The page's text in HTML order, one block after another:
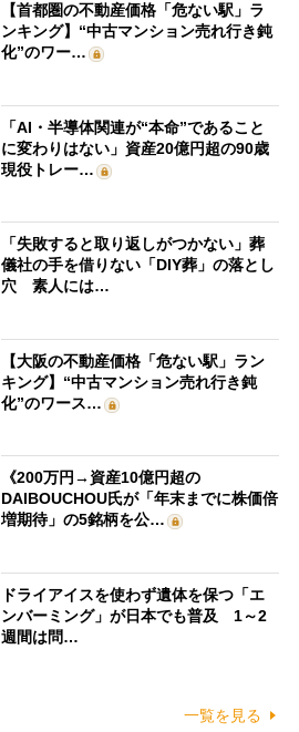
【首都圏の不動産価格「危ない駅」ラ
ンキング】“中古マンション売れ行き鈍
化”のワー…
「AI・半導体関連が“本命”であること
に変わりはない」資産20億円超の90歳
現役トレー…
「失敗すると取り返しがつかない」葬
儀社の手を借りない「DIY葬」の落とし
穴 素人には…
【大阪の不動産価格「危ない駅」ラン
キング】“中古マンション売れ行き鈍
化”のワース…
《200万円→資産10億円超の
DAIBOUCHOU氏が「年末までに株価倍
増期待」の5銘柄を公…
ドライアイスを使わず遺体を保つ「エ
ンバーミング」が日本でも普及 1～2
週間は問…
一覧を見る